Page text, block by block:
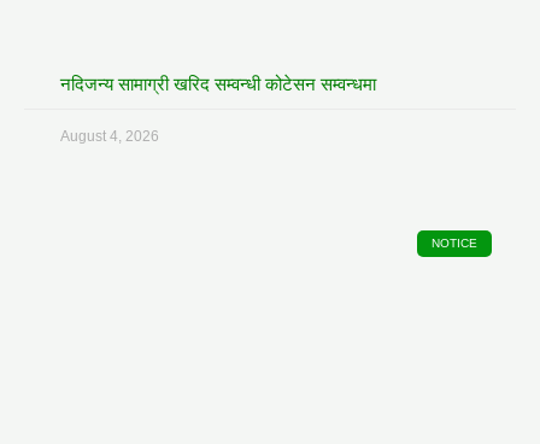
नदिजन्य सामाग्री खरिद सम्वन्धी कोटेसन सम्वन्धमा
August 4, 2026
NOTICE